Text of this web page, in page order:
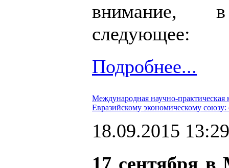
внимание,
следующее:
Подробнее...
Международная научно-
Евразийскому экономическому
18.09.2015 13:29
17 сентября